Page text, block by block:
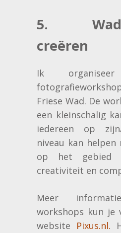
5.
creëren
Ik organiseer
Friese Wad. De
een kleinschalig
iedereen op
niveau kan helpen
op het gebied
creativiteit en
Meer
workshops kun je
website Pixus.nl.